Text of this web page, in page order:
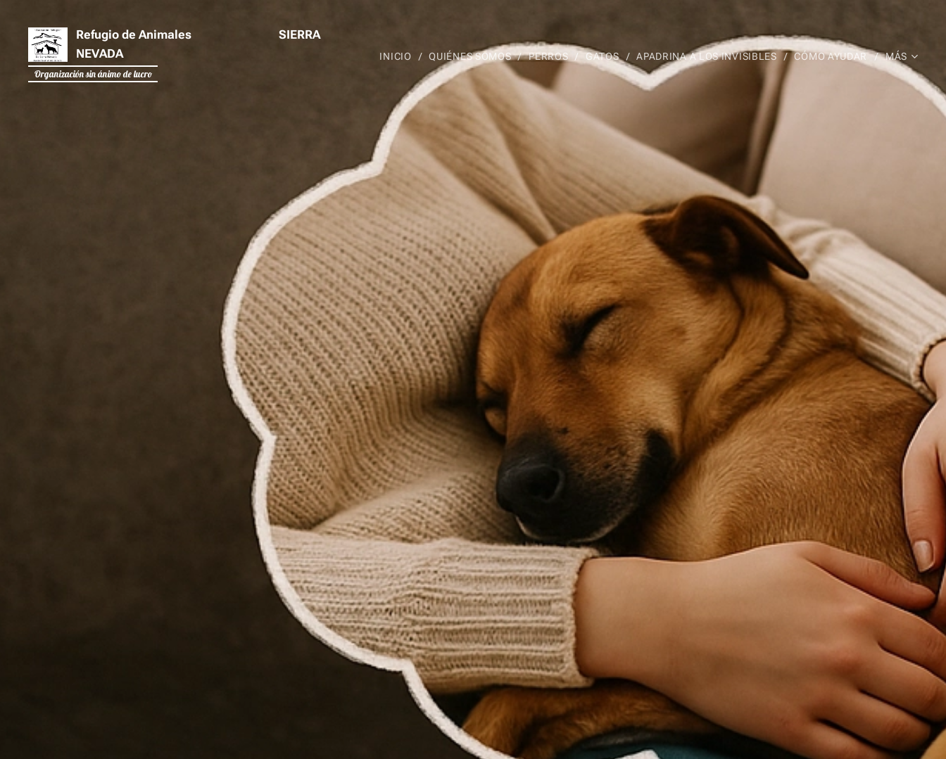
Refugio de Animales SIERRA
NEVADA
Organización sin ánimo de lucro
INICIO QUIÉNES SOMOS PERROS GATOS APADRINA A LOS INVISIBLES CÓMO AYUDAR MÁS